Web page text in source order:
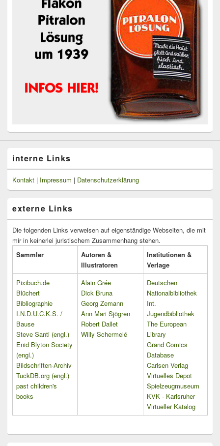
interne Links
Kontakt | Impressum | Datenschutzerklärung
externe Links
Die folgenden Links verweisen auf eigenständige Webseiten, die mit
mir in keinerlei juristischem Zusammenhang stehen.
Sammler
Autoren &
Illustratoren
Institutionen &
Verlage
Pixibuch.de
Blüchert
Bibliographie
I.N.D.U.C.K.S. /
Bause
Steve Santi (engl.)
Enid Blyton Society
(engl.)
Bildschriften-Archiv
TuckDB.org (engl.)
past children's
books
Alain Grée
Dick Bruna
Georg Zemann
Ann Mari Sjögren
Robert Dallet
Willy Schermelé
Deutschen
Nationalbibliothek
Int.
Jugendbibliothek
The European
Library
Grand Comics
Database
Carlsen Verlag
Virtuelles Depot
Spielzeugmuseum
KVK - Karlsruher
Virtueller Katalog